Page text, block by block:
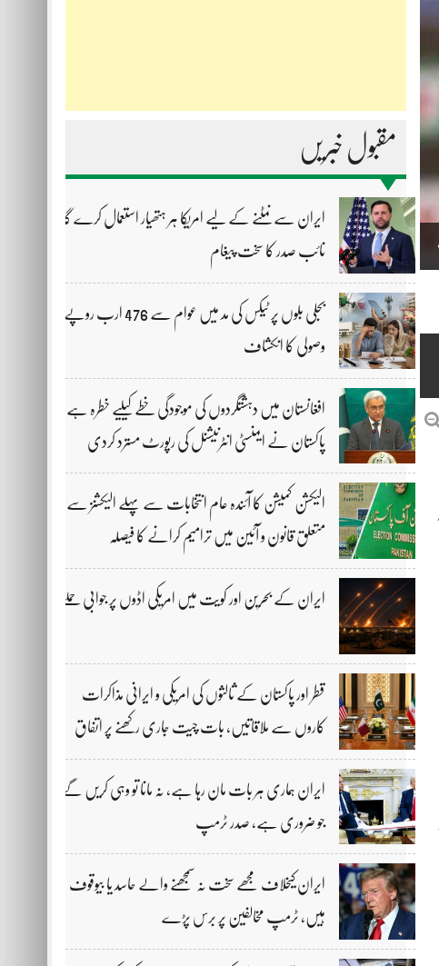
مقبول خبریں
ایران سے نمٹنے کے لیے امریکا ہر ہتھیار استعمال کرے گا،
نائب صدر کا سخت پیغام
بجلی بلوں پر ٹیکس کی مد میں عوام سے 476 ارب روپے
وصولی کا انکشاف
افغانستان میں دہشتگردوں کی موجودگی خطے کیلیے خطرہ ہے،
پاکستان نے ایمنسٹی انٹرنیشنل کی رپورٹ مسترد کردی
الیکشن کمیشن کا آئندہ عام انتخابات سے پہلے الیکشنز سے
متعلق قانون و آئین میں ترامیم کرانے کا فیصلہ
ایران کے بحرین اور کویت میں امریکی اڈوں پر جوابی حملے
قطر اور پاکستان کے ثالثوں کی امریکی و ایرانی مذاکرات
کاروں سے ملاقاتیں، بات چیت جاری رکھنے پر اتفاق
ایران ہماری ہر بات مان رہا ہے، نہ مانا تو وہی کریں گے
جو ضروری ہے، صدر ٹرمپ
ایران کیخلاف مجھے سخت نہ سمجھنے والے حاسد یا بیوقوف
ہیں، ٹرمپ مخالفین پر برس پڑے